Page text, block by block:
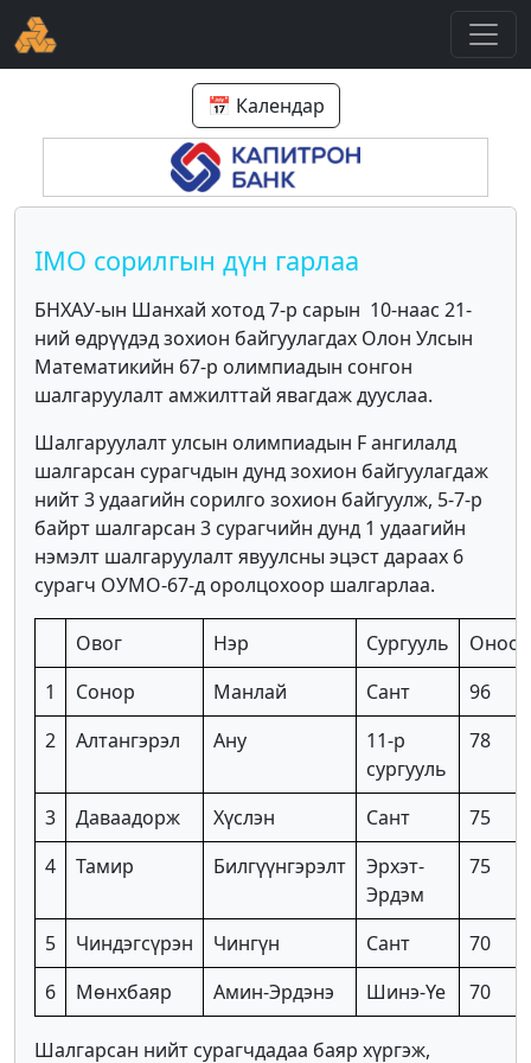
📅 Календар
IMO сорилгын дүн гарлаа
БНХАУ-ын Шанхай хотод 7-р сарын 10-наас 21-
ний өдрүүдэд зохион байгуулагдах Олон Улсын
Математикийн 67-р олимпиадын сонгон
шалгаруулалт амжилттай явагдаж дууслаа.
Шалгаруулалт улсын олимпиадын F ангилалд
шалгарсан сурагчдын дунд зохион байгуулагдаж
нийт 3 удаагийн сорилго зохион байгуулж, 5-7-р
байрт шалгарсан 3 сурагчийн дунд 1 удаагийн
нэмэлт шалгаруулалт явуулсны эцэст дараах 6
сурагч ОУМО-67-д оролцохоор шалгарлаа.
Овог Нэр Сургууль
Оноо
1
Сонор Манлай Сант
96
2
Алтангэрэл Ану
11-р
сургууль
78
3 Даваадорж Хүслэн Сант
75
4
Тамир Билгүүнгэрэлт
Эрхэт-
Эрдэм
75
5 Чиндэгсүрэн Чингүн Сант
70
6
Мөнхбаяр Амин-Эрдэнэ Шинэ-Үе 70
Шалгарсан нийт сурагчдадаа баяр хүргэж,